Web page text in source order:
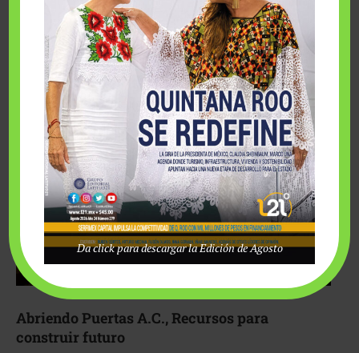
Fairmont Mayakoba y Make-A-Wish México unieron
esfuerzos para hacer realidad el deseo de una …
Abriendo Puertas A.C., Recursos para
construir futuro
Da click para descargar la Edición de Agosto